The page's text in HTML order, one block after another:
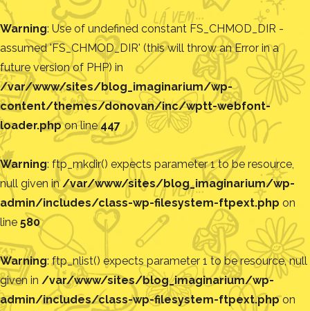
Warning: Use of undefined constant FS_CHMOD_DIR -
assumed 'FS_CHMOD_DIR' (this will throw an Error in a
future version of PHP) in
/var/www/sites/blog_imaginarium/wp-
content/themes/donovan/inc/wptt-webfont-
loader.phpon line447
Warning: ftp_mkdir() expects parameter 1 to be resource,
null given in/var/www/sites/blog_imaginarium/wp-
admin/includes/class-wp-filesystem-ftpext.php on
line 580
Warning: ftp_nlist() expects parameter 1 to be resource, null
given in /var/www/sites/blog_imaginarium/wp-
admin/includes/class-wp-filesystem-ftpext.phpon